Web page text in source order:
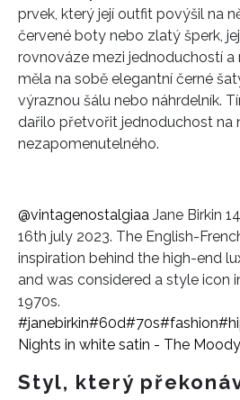
REDAKCE
prvek, který její outfit povýšil na
červené boty nebo zlatý šperk,
rovnováze mezi jednoduchostí a
měla na sobě elegantní černé
výraznou šálu nebo náhrdelník.
dařilo přetvořit jednoduchost na
nezapomenutelného.
@vintagenostalgiaa Jane Birkin
16th july 2023. The English-
inspiration behind the high-end
and was considered a style icon
1970s.
#janebirkin#60d#70s#fashion
Nights in white satin - The
Styl, který